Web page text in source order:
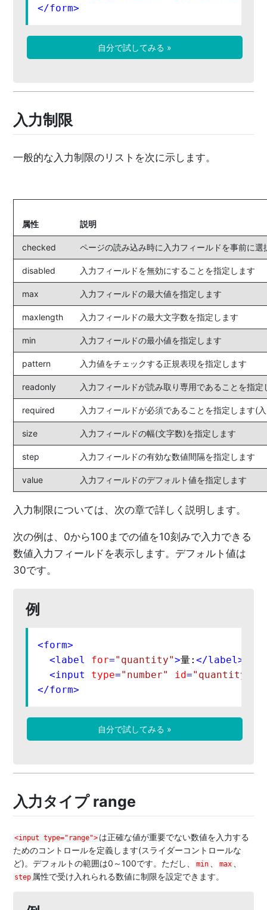
</form>
自分で試してみる »
入力制限
一般的な入力制限のリストを次に示します。
属性 説明
checked ページの読み込み時に入力フィールドを事前に
disabled 入力フィールドを無効にすることを指定します
max 入力フィールドの最大値を指定します
maxlength 入力フィールドの最大文字数を指定します
min 入力フィールドの最小値を指定します
pattern 入力値をチェックする正規表現を指定します
readonly 入力フィールドが読み取り専用であることを指
required 入力フィールドが必須であることを指定します(
size 入力フィールドの幅(文字数)を指定します
step 入力フィールドの有効な数値間隔を指定します
value 入力フィールドのデフォルト値を指定します
入力制限については、次の章で詳しく説明します。
次の例は、0から100までの値を10刻みで入力できる
数値入力フィールドを表示します。デフォルト値は
30です。
例
<form>
<label for="quantity">量:</label>
<input type="number" id="quantity"
</form>
自分で試してみる »
入力タイプ range
<input type="range"> は正確な値が重要でない数値を入力する
ためのコントロールを定義します(スライダーコントロールな
ど)。デフォルトの範囲は0～100です。ただし、
min max
step 属性で受け入れられる数値に制限を設定できます。